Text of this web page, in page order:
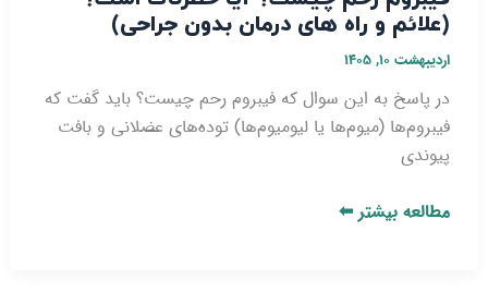
(علائم و راه‌ های درمان بدون جراحی)
اردیبهشت ۱۰, ۱۴۰۵
در پاسخ به این سوال که فیبروم رحم چیست؟ باید گفت که
فیبروم‌ها (میوم‌ها یا لیومیوم‌ها) توده‌های عضلانی و بافت
پیوندی
مطالعه بیشتر ⬅